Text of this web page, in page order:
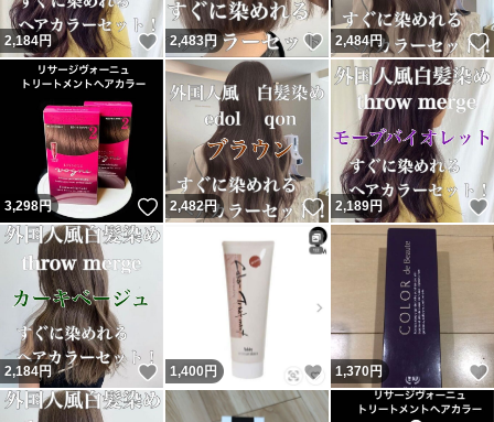
2,184円 いいね！
2,483円 いいね！
2,484円
3,298円 いいね！
2,482円 いいね！
2,189円
2,184円 いいね！
1,400 円 いいね！
1,370円